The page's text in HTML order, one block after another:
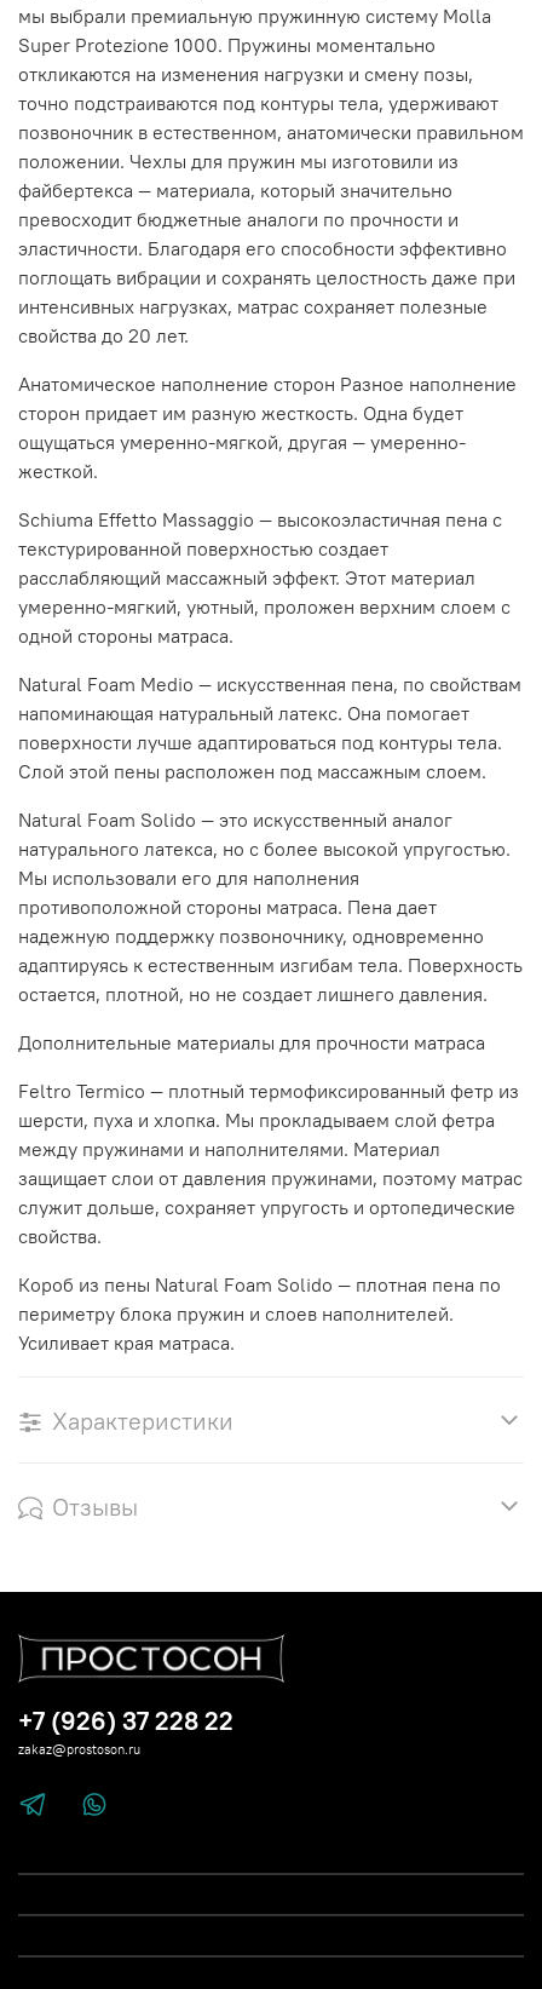
мы выбрали премиальную пружинную систему Molla
Super Protezione 1000. Пружины моментально
откликаются на изменения нагрузки и смену позы,
точно подстраиваются под контуры тела, удерживают
позвоночник в естественном, анатомически правильном
положении. Чехлы для пружин мы изготовили из
файбертекса — материала, который значительно
превосходит бюджетные аналоги по прочности и
эластичности. Благодаря его способности эффективно
поглощать вибрации и сохранять целостность даже при
интенсивных нагрузках, матрас сохраняет полезные
свойства до 20 лет.
Анатомическое наполнение сторон Разное наполнение
сторон придает им разную жесткость. Одна будет
ощущаться умеренно-мягкой, другая — умеренно-
жесткой.
Schiuma Effetto Massaggio — высокоэластичная пена с
текстурированной поверхностью создает
расслабляющий массажный эффект. Этот материал
умеренно-мягкий, уютный, проложен верхним слоем с
одной стороны матраса.
Natural Foam Medio — искусственная пена, по свойствам
напоминающая натуральный латекс. Она помогает
поверхности лучше адаптироваться под контуры тела.
Слой этой пены расположен под массажным слоем.
Natural Foam Solido — это искусственный аналог
натурального латекса, но с более высокой упругостью.
Мы использовали его для наполнения
противоположной стороны матраса. Пена дает
надежную поддержку позвоночнику, одновременно
адаптируясь к естественным изгибам тела. Поверхность
остается, плотной, но не создает лишнего давления.
Дополнительные материалы для прочности матраса
Feltro Termico — плотный термофиксированный фетр из
шерсти, пуха и хлопка. Мы прокладываем слой фетра
между пружинами и наполнителями. Материал
защищает слои от давления пружинами, поэтому матрас
служит дольше, сохраняет упругость и ортопедические
свойства.
Короб из пены Natural Foam Solido — плотная пена по
периметру блока пружин и слоев наполнителей.
Усиливает края матраса.
Характеристики
Отзывы
+7 (926) 37 228 22
zakaz@prostoson.ru